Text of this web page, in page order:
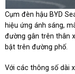
Cụm đèn hậu BYD
hiệu ứng ánh sáng,
đường gân trên thân
bật trên đường phố.
Với các thông số dài